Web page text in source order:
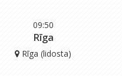
09:50
Rīga
Rīga (lidosta)